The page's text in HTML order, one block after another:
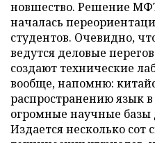
новшество. Решение
началась
студентов. Очевидно,
ведутся деловые
создают технические
вообще, напомню:
распространению язык
огромные научные
Издается несколько сот